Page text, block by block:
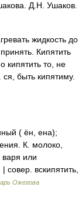
Д.Н. Ушаков.
жидкость до
Кипятить
кипятить то, не
быть кипятиму.
( ён, ена);
К. молоко,
варя или
вскипятить,
Ожегова